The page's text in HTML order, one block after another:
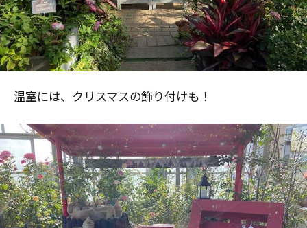
温室には、クリスマスの飾り付けも！